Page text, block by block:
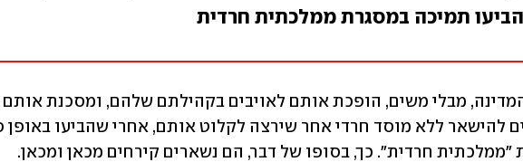
תמיכה במסגרת ממלכתית חרדית
"ממלכתית חרדית". כך, בסופו של דבר, הם נשארים קירחים מכאן ומכאן.